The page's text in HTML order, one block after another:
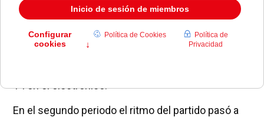
defensas predominaron sobre los ataques, pero
que permitió al equipo de Isma Cantó irse en el
14 en el electrónico.
En el segundo periodo el ritmo del partido pasó a